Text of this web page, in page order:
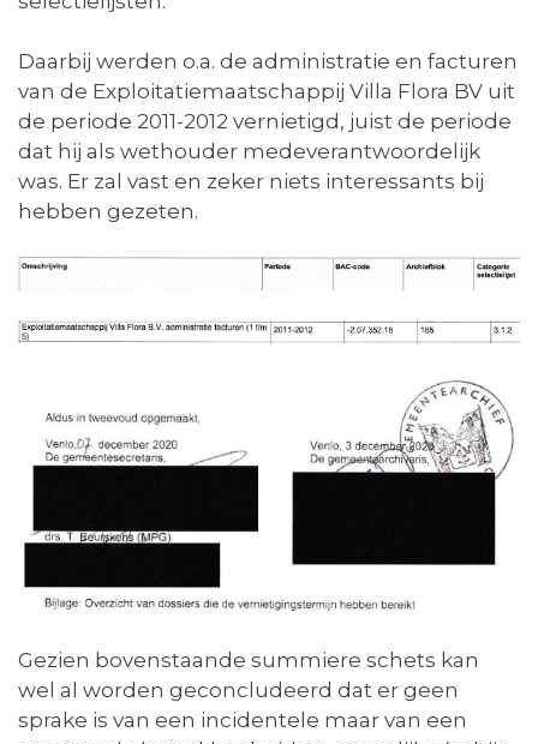
Daarbij werden o.a. de administratie en facturen
van de Exploitatiemaatschappij Villa Flora BV uit
de periode 2011-2012 vernietigd, juist de periode
dat hij als wethouder medeverantwoordelijk
was. Er zal vast en zeker niets interessants bij
hebben gezeten.
Gezien bovenstaande summiere schets kan
wel al worden geconcludeerd dat er geen
sprake is van een incidentele maar van een